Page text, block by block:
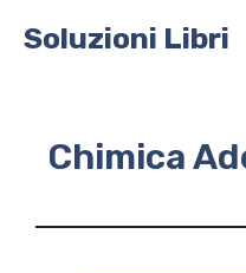
Soluzioni Libri
Chimica